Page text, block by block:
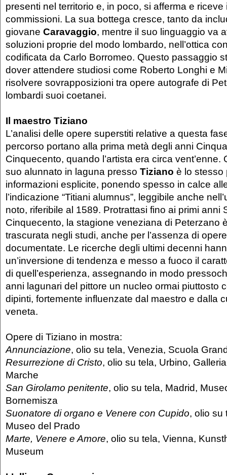
presenti nel territorio e, in poco, si afferma e riceve
commissioni. La sua bottega cresce, tanto da
giovane Caravaggio, mentre il suo linguaggio va
soluzioni proprie del modo lombardo, nell’ottica
codificata da Carlo Borromeo. Questo passaggio
dover attendere studiosi come Roberto Longhi e
risolvere sovrapposizioni tra opere autografe di
lombardi suoi coetanei.
Il maestro Tiziano
L’analisi delle opere superstiti relative a questa
percorso portano alla prima metà degli anni
Cinquecento, quando l’artista era circa vent’enne.
suo alunnato in laguna presso Tiziano è lo stesso
informazioni esplicite, ponendo spesso in calce
l’indicazione “Titiani alumnus”, leggibile anche
noto, riferibile al 1589. Protrattasi fino ai primi anni
Cinquecento, la stagione veneziana di Peterzano
trascurata negli studi, anche per l’assenza di
documentate. Le ricerche degli ultimi decenni
un’inversione di tendenza e messo a fuoco il
di quell’esperienza, assegnando in modo
anni lagunari del pittore un nucleo ormai piuttosto
dipinti, fortemente influenzate dal maestro e dalla
veneta.
Opere di Tiziano in mostra:
Annunciazione, olio su tela, Venezia, Scuola
Resurrezione di Cristo, olio su tela, Urbino,
Marche
San Girolamo penitente, olio su tela, Madrid,
Bornemisza
Suonatore di organo e Venere con Cupido, olio su
Museo del Prado
Marte, Venere e Amore, olio su tela, Vienna,
Museum